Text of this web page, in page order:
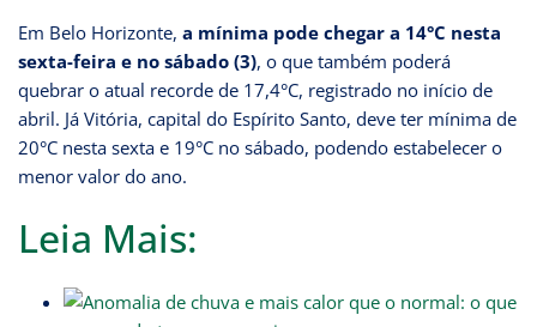
Em Belo Horizonte, a mínima pode chegar a 14°C nesta
sexta-feira e no sábado (3), o que também poderá
quebrar o atual recorde de 17,4°C, registrado no início de
abril. Já Vitória, capital do Espírito Santo, deve ter mínima de
20°C nesta sexta e 19°C no sábado, podendo estabelecer o
menor valor do ano.
Leia Mais: